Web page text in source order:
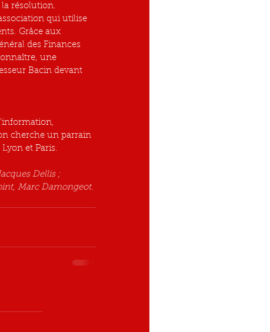
résolution.
qui utilise
Grâce aux
des Finances
une
Bacin devant
cherche un parrain
et Paris.
Dellis ;
Marc Damongeot.